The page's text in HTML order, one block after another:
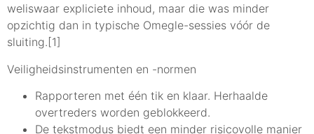
weliswaar expliciete inhoud, maar die was minder
opzichtig dan in typische Omegle-sessies vóór de
sluiting.[1]
Veiligheidsinstrumenten en -normen
Rapporteren met één tik en klaar. Herhaalde
overtreders worden geblokkeerd.
De tekstmodus biedt een minder risicovolle manier